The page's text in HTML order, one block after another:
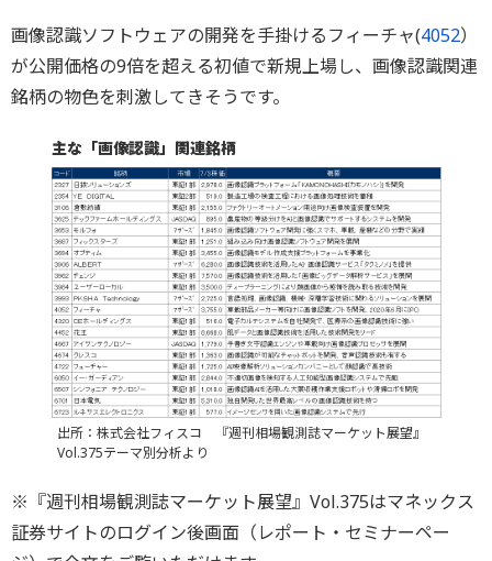
画像認識ソフトウェアの開発を手掛けるフィーチャ(4052）
が公開価格の9倍を超える初値で新規上場し、画像認識関連
銘柄の物色を刺激してきそうです。
主な「画像認識」関連銘柄
出所：株式会社フィスコ 『週刊相場観測誌マーケット展望』
Vol.375テーマ別分析より
※『週刊相場観測誌マーケット展望』Vol.375はマネックス
証券サイトのログイン後画面（レポート・セミナーペー